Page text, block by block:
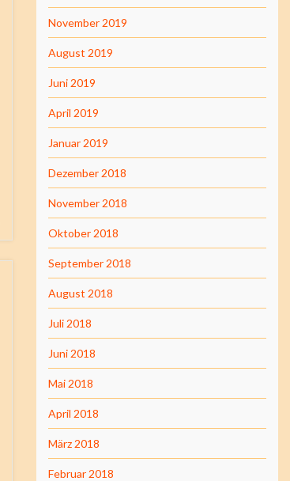
November 2019
August 2019
Juni 2019
April 2019
Januar 2019
Dezember 2018
November 2018
Oktober 2018
September 2018
August 2018
Juli 2018
Juni 2018
Mai 2018
April 2018
März 2018
Februar 2018